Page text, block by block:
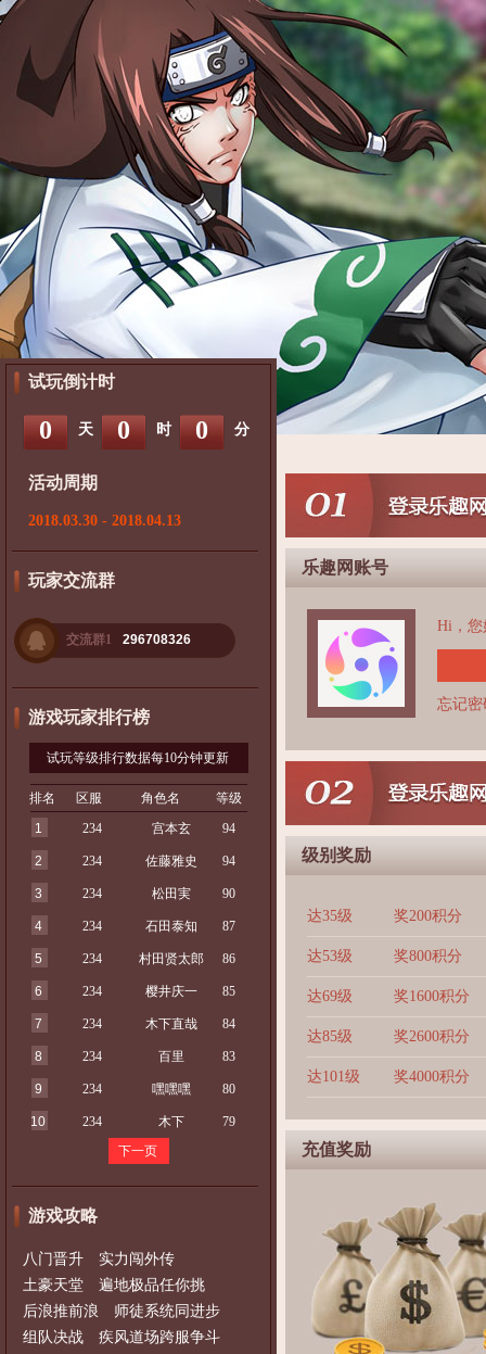
试玩倒计时
0 天 0 时 0 分
活动周期
2018.03.30 - 2018.04.13
玩家交流群
交流群1 296708326
游戏玩家排行榜
试玩等级排行数据每10分钟更新
排名 区服 角色名
等级
1
234 宫本玄 94
2 234 佐藤雅史 94
3 234 松田実 90
4 234 石田泰知 87
5 234 村田贤太郎 86
6 234 樱井庆一 85
7 234 木下直哉 84
8 234 百里 83
9 234 嘿嘿嘿 80
10 234 木下
79
下一页
游戏攻略
八门晋升 实力闯外传
土豪天堂 遍地极品任你挑
后浪推前浪 师徒系统同进步
组队决战 疾风道场跨服争斗
乐趣网账号
Hi，您
忘记密
级别奖励
达35级 奖200积分
达53级 奖800积分
达69级 奖1600积分
达85级 奖2600积分
达101级 奖4000积分
充值奖励